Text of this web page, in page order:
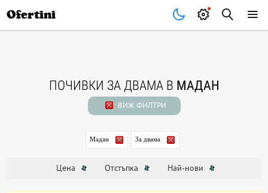
Ofertini
ПОЧИВКИ ЗА ДВАМА В МАДАН
ВИЖ ФИЛТРИ
Мадан За двама
Цена Отстъпка Най-нови